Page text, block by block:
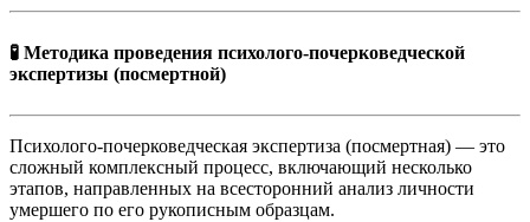
🧪 Методика проведения психолого-почерковедческой
экспертизы (посмертной)
Психолого-почерковедческая экспертиза (посмертная) — это
сложный комплексный процесс, включающий несколько
этапов, направленных на всесторонний анализ личности
умершего по его рукописным образцам.